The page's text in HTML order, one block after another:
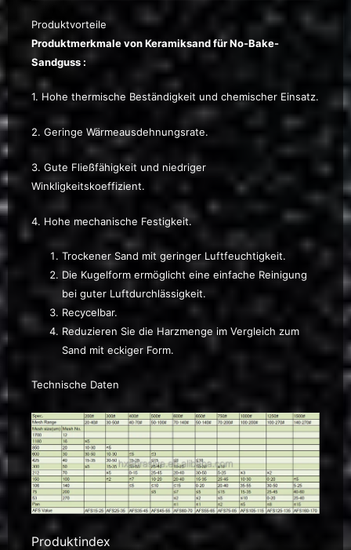
Produktvorteile
Produktmerkmale von Keramiksand für No-Bake-
Sandguss :
1. Hohe thermische Beständigkeit und chemischer Einsatz.
2. Geringe Wärmeausdehnungsrate.
3. Gute Fließfähigkeit und niedriger
Winkligkeitskoeffizient.
4. Hohe mechanische Festigkeit.
Trockener Sand mit geringer Luftfeuchtigkeit.
Die Kugelform ermöglicht eine einfache Reinigung
bei guter Luftdurchlässigkeit.
Recycelbar.
Reduzieren Sie die Harzmenge im Vergleich zum
Sand mit eckiger Form.
Technische Daten
Produktindex